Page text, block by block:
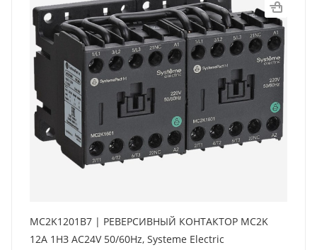
MC2K1201B7 | РЕВЕРСИВНЫЙ КОНТАКТОР MC2K
12A 1НЗ AC24V 50/60Hz, Systeme Electric